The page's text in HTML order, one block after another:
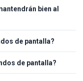
bien al
de pantalla?
de pantalla?